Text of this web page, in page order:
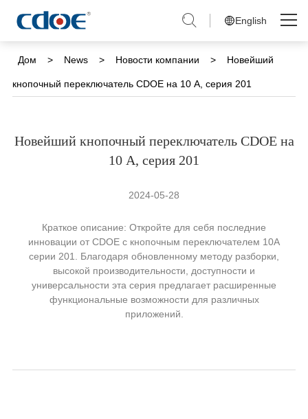
content
English
Дом
Обслуживание и Поддержка
Связаться с нами
Дом > News> Новости компании > Новейший
кнопочный переключатель CDOE на 10 А, серия 201
Новейший кнопочный переключатель CDOE на
10 А, серия 201
2024-05-28
Краткое описание: Откройте для себя последние
инновации от CDOE с кнопочным переключателем 10А
серии 201. Благодаря обновленному методу разборки,
высокой производительности, доступности и
универсальности эта серия предлагает расширенные
функциональные возможности для различных
приложений.